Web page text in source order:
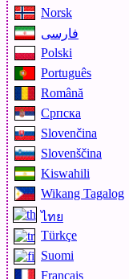
Norsk
فارسی
Polski
Português
Română
Српска
Slovenčina
Slovenščina
Kiswahili
Wikang Tagalog
ไทย
Türkçe
Suomi
Français